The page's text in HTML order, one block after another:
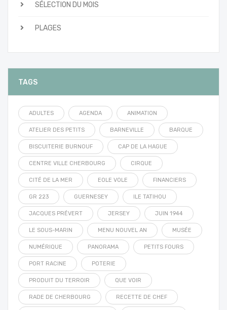
SÉLECTION DU MOIS
PLAGES
TAGS
ADULTES AGENDA ANIMATION
ATELIER DES PETITS BARNEVILLE BARQUE
BISCUITERIE BURNOUF CAP DE LA HAGUE
CENTRE VILLE CHERBOURG CIRQUE
CITÉ DE LA MER EOLE VOLE FINANCIERS
GR 223 GUERNESEY ILE TATIHOU
JACQUES PRÉVERT JERSEY JUIN 1944
LE SOUS-MARIN MENU NOUVEL AN MUSÉE
NUMÉRIQUE PANORAMA PETITS FOURS
PORT RACINE POTERIE
PRODUIT DU TERROIR QUE VOIR
RADE DE CHERBOURG RECETTE DE CHEF